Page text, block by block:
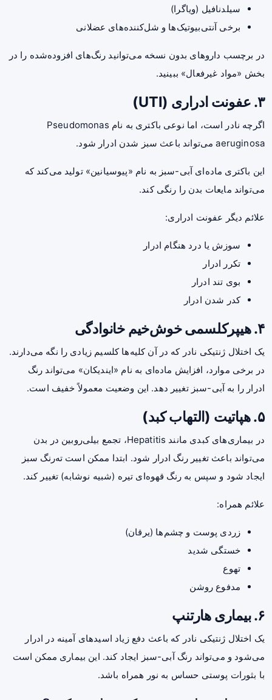
سیلدنافیل (ویاگرا)
برخی آنتی‌بیوتیک‌ها و شل‌کننده‌های عضلانی
در برچسب داروهای بدون نسخه می‌توانید رنگ‌های افزوده‌شده را در
بخش «مواد غیرفعال» ببینید.
۳. عفونت ادراری (UTI)
اگرچه نادر است، اما نوعی باکتری به نام Pseudomonas
aeruginosa می‌تواند باعث سبز شدن ادرار شود.
این باکتری ماده‌ای آبی-سبز به نام «پیوسیانین» تولید می‌کند که
می‌تواند مایعات بدن را رنگی کند.
علائم دیگر عفونت ادراری:
سوزش یا درد هنگام ادرار
تکرر ادرار
بوی تند ادرار
کدر شدن ادرار
۴. هیپرکلسمی خوش‌خیم خانوادگی
یک اختلال ژنتیکی نادر که در آن کلیه‌ها کلسیم زیادی را نگه می‌دارند.
در برخی موارد، افزایش ماده‌ای به نام «ایندیکان» می‌تواند رنگ
ادرار را به آبی-سبز تغییر دهد. این وضعیت معمولاً خفیف است.
۵. هپاتیت (التهاب کبد)
در بیماری‌های کبدی مانند Hepatitis، تجمع بیلی‌روبین در بدن
می‌تواند باعث تغییر رنگ ادرار شود. ابتدا ممکن است ته‌رنگ سبز
ایجاد شود و سپس به رنگ قهوه‌ای تیره (شبیه نوشابه) تغییر کند.
علائم همراه:
زردی پوست و چشم‌ها (یرقان)
خستگی شدید
تهوع
مدفوع روشن
۶. بیماری هارتنپ
یک اختلال ژنتیکی نادر که باعث دفع زیاد اسیدهای آمینه در ادرار
می‌شود و می‌تواند رنگ آبی-سبز ایجاد کند. این بیماری ممکن است
با بثورات پوستی حساس به نور همراه باشد.